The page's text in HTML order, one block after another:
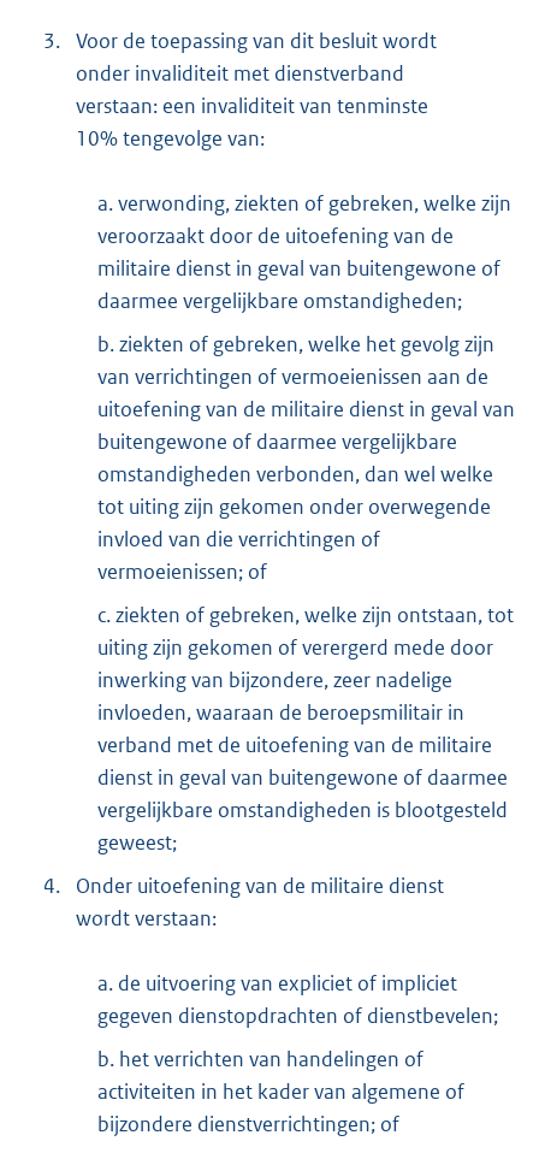
3. Voor de toepassing van dit besluit wordt
onder invaliditeit met dienstverband
verstaan: een invaliditeit van tenminste
10% tengevolge van:
a. verwonding, ziekten of gebreken, welke zijn
veroorzaakt door de uitoefening van de
militaire dienst in geval van buitengewone of
daarmee vergelijkbare omstandigheden;
b. ziekten of gebreken, welke het gevolg zijn
van verrichtingen of vermoeienissen aan de
uitoefening van de militaire dienst in geval van
buitengewone of daarmee vergelijkbare
omstandigheden verbonden, dan wel welke
tot uiting zijn gekomen onder overwegende
invloed van die verrichtingen of
vermoeienissen; of
c. ziekten of gebreken, welke zijn ontstaan, tot
uiting zijn gekomen of verergerd mede door
inwerking van bijzondere, zeer nadelige
invloeden, waaraan de beroepsmilitair in
verband met de uitoefening van de militaire
dienst in geval van buitengewone of daarmee
vergelijkbare omstandigheden is blootgesteld
geweest;
4.
Onder uitoefening van de militaire dienst
wordt verstaan:
a. de uitvoering van expliciet of impliciet
gegeven dienstopdrachten of dienstbevelen;
b. het verrichten van handelingen of
activiteiten in het kader van algemene of
bijzondere dienstverrichtingen; of